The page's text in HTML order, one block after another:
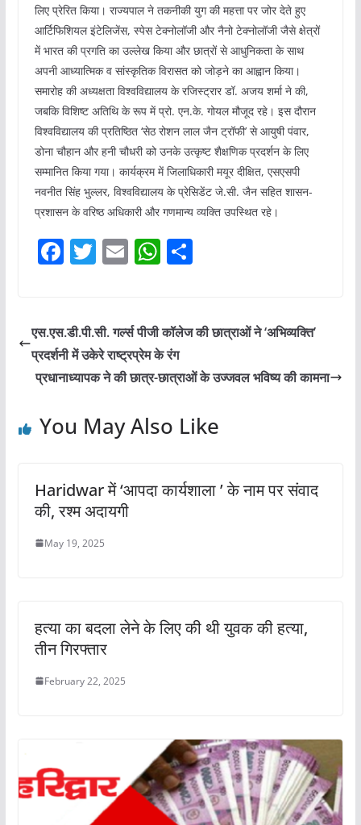
लिए प्रेरित किया। राज्यपाल ने तकनीकी युग की महत्ता पर जोर देते हुए
आर्टिफिशियल इंटेलिजेंस, स्पेस टेक्नोलॉजी और नैनो टेक्नोलॉजी जैसे क्षेत्रों
में भारत की प्रगति का उल्लेख किया और छात्रों से आधुनिकता के साथ
अपनी आध्यात्मिक व सांस्कृतिक विरासत को जोड़ने का आह्वान किया।
समारोह की अध्यक्षता विश्वविद्यालय के रजिस्ट्रार डॉ. अजय शर्मा ने की,
जबकि विशिष्ट अतिथि के रूप में प्रो. एन.के. गोयल मौजूद रहे। इस दौरान
विश्वविद्यालय की प्रतिष्ठित ‘सेठ रोशन लाल जैन ट्रॉफी’ से आयुषी पंवार,
डोना चौहान और हनी चौधरी को उनके उत्कृष्ट शैक्षणिक प्रदर्शन के लिए
सम्मानित किया गया। कार्यक्रम में जिलाधिकारी मयूर दीक्षित, एसएसपी
नवनीत सिंह भुल्लर, विश्वविद्यालय के प्रेसिडेंट जे.सी. जैन सहित शासन-
प्रशासन के वरिष्ठ अधिकारी और गणमान्य व्यक्ति उपस्थित रहे।
F
e
b
o
k
T
er
E
l
W
s
A
p
S
e
एस.एस.डी.पी.सी. गर्ल्स पीजी कॉलेज की छात्राओं ने ‘अभिव्यक्ति’
प्रदर्शनी में उकेरे राष्ट्रप्रेम के रंग
प्रधानाध्यापक ने की छात्र-छात्राओं के उज्जवल भविष्य की कामना
You May Also Like
Haridwar में ‘आपदा कार्यशाला ’ के नाम पर संवाद
की, रश्म अदायगी
May 19, 2025
हत्या का बदला लेने के लिए की थी युवक की हत्या,
तीन गिरफ्तार
February 22, 2025